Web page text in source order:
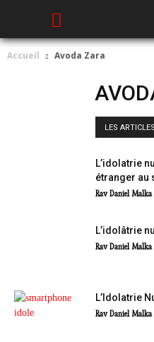
Accueil Avoda Zara
LES
L’idolatrie
étranger au
Rav Daniel Malka
L’idolâtrie
Rav Daniel Malka
L’Idolatrie
Rav Daniel Malka